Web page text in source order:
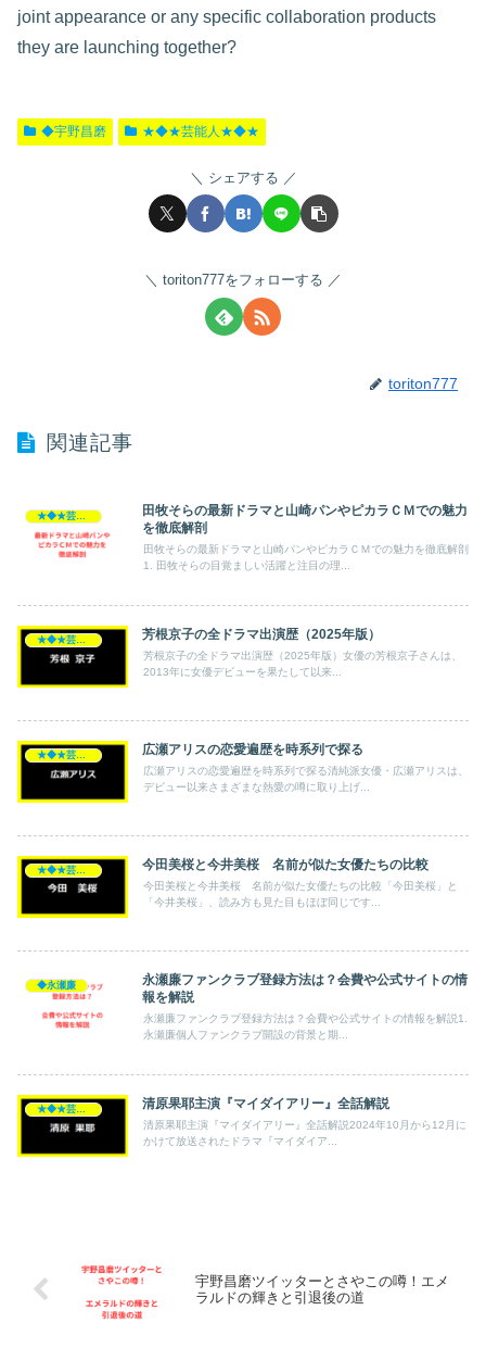
joint appearance or any specific collaboration products
they are launching together?
◆宇野昌磨 ★◆★芸能人★◆★
シェアする
toriton777をフォローする
toriton777
関連記事
田牧そらの最新ドラマと山崎パンやピカラＣＭでの魅力
を徹底解剖
田牧そらの最新ドラマと山崎パンやピカラＣＭでの魅力を徹底解剖
1. 田牧そらの目覚ましい活躍と注目の理...
芳根京子の全ドラマ出演歴（2025年版）
芳根京子の全ドラマ出演歴（2025年版）女優の芳根京子さんは、
2013年に女優デビューを果たして以来...
広瀬アリスの恋愛遍歴を時系列で探る
広瀬アリスの恋愛遍歴を時系列で探る清純派女優・広瀬アリスは、
デビュー以来さまざまな熱愛の噂に取り上げ...
今田美桜と今井美桜 名前が似た女優たちの比較
今田美桜と今井美桜 名前が似た女優たちの比較「今田美桜」と
「今井美桜」、読み方も見た目もほぼ同じです...
◆永瀬廉
永瀬廉ファンクラブ登録方法は？会費や公式サイトの情
報を解説
永瀬廉ファンクラブ登録方法は？会費や公式サイトの情報を解説1.
永瀬廉個人ファンクラブ開設の背景と期...
★◆★芸能人★◆★ 清原果耶主演『マイダイアリー』全話解説
清原果耶主演『マイダイアリー』全話解説2024年10月から12月に
かけて放送されたドラマ『マイダイア...
宇野昌磨ツイッターとさやこの噂！エメ
ラルドの輝きと引退後の道